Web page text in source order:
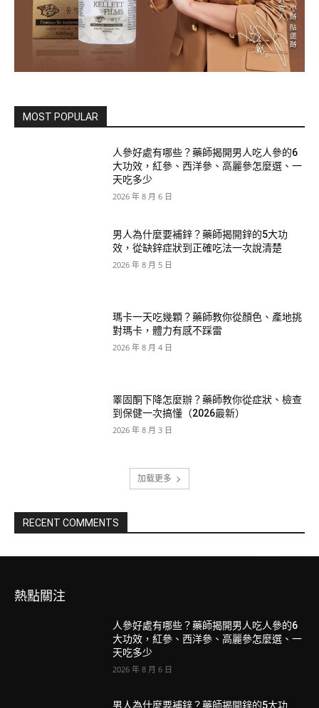
MOST POPULAR
人參好處有哪些？藥師揭開男人吃人參的6
大功效，紅參、西洋參、高麗參怎麼選、一
天吃多少
2026 年 8 月 6 日
男人為什麼要補鋅？藥師揭開鋅的5大功
效，從缺鋅症狀到正確吃法一次說清楚
2026 年 8 月 5 日
瑪卡一天吃幾顆？藥師教你從顏色、產地挑
對瑪卡，體力有感不踩雷
2026 年 8 月 4 日
睪固酮下降怎麼辦？藥師教你從症狀、檢查
到保健一次搞懂（2026最新）
2026 年 8 月 3 日
加载更多
RECENT COMMENTS
熱點關注
人參好處有哪些？藥師揭開男人吃人參的6
大功效，紅參、西洋參、高麗參怎麼選、一
天吃多少
2026 年 8 月 6 日
男人為什麼要補鋅？藥師揭開鋅的5大功